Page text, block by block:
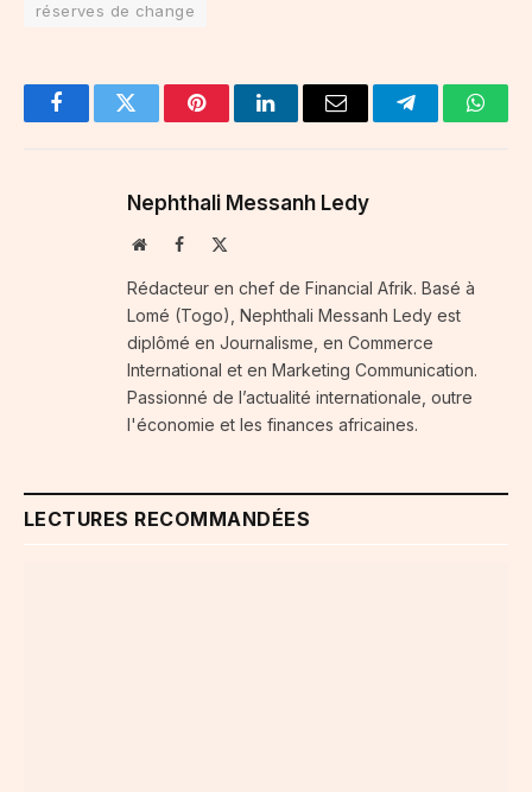
réserves de change
FacebookTwitter PinterestLinkedInEmail Telegram
Nephthali Messanh Ledy
WebsiteFacebook
Rédacteur en chef de Financial Afrik. Basé à
Lomé (Togo), Nephthali Messanh Ledy est
diplômé en Journalisme, en Commerce
International et en Marketing Communication.
Passionné de l’actualité internationale, outre
l'économie et les finances africaines.
LECTURES RECOMMANDÉES